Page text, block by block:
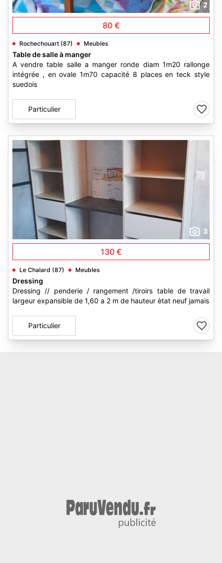
2
80 €
Rochechouart (87) Meubles
Table de salle à manger
A vendre table salle a manger ronde diam 1m20 rallonge
intégrée , en ovale 1m70 capacité 8 places en teck style
suedois
Particulier
3
130 €
Le Chalard (87) Meubles
Dressing
Dressing // penderie / rangement /tiroirs table de travail
largeur expansible de 1,60 a 2 m de hauteur ètat neuf jamais
Particulier